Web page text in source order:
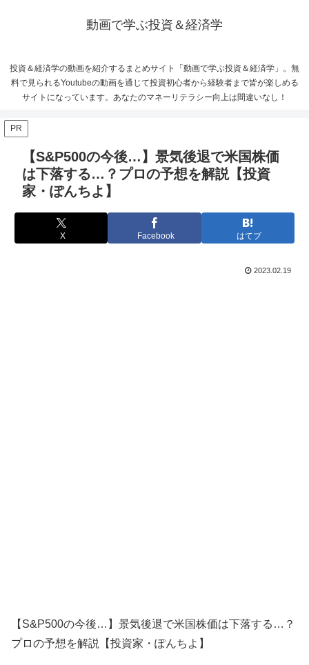
動画で学ぶ投資＆経済学
投資＆経済学の動画を紹介するまとめサイト「動画で学ぶ投資＆経済学」。無
料で見られるYoutubeの動画を通じて投資初心者から経験者まで皆が楽しめる
サイトになっています。あなたのマネーリテラシー向上は間違いなし！
PR
【S&P500の今後…】景気後退で米国株価
は下落する…？プロの予想を解説【投資
家・ぽんちよ】
X Facebook はてブ
2023.02.19
【S&P500の今後…】景気後退で米国株価は下落する…？
プロの予想を解説【投資家・ぽんちよ】